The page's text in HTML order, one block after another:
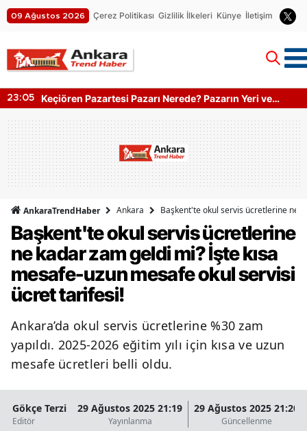
09 Ağustos 2026 Çerez Politikası Gizlilik İlkeleri Künye İletişim
23:05
Keçiören Pazartesi Pazarı Nerede? Pazarın Yeri ve
AnkaraTrendHaber Ankara Başkent'te okul servis ücretlerine ne
Başkent'te okul servis ücretlerine
ne kadar zam geldi mi? İşte kısa
mesafe-uzun mesafe okul servisi
ücret tarifesi!
Ankara’da okul servis ücretlerine %30 zam
yapıldı. 2025-2026 eğitim yılı için kısa ve uzun
mesafe ücretleri belli oldu.
Gökçe Terzi
Editör
29 Ağustos 2025 21:19
Yayınlanma
29 Ağustos 2025 21:20
Güncellenme